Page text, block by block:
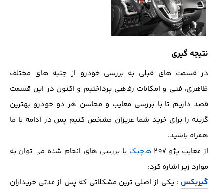
نتیجه گیری
در قسمت های قبلی به بررسی خودرو از جنبه های مختلف
ظاهری، فنی و امکانات رفاهی پرداختیم و اکنون در این قسمت
قصد داریم تا با بررسی معایب و محاسن هر دو خودرو بهترین
گزینه را برای خرید شما عزیزان مشخص کنیم پس در ادامه با ما
همراه باشید.
از معایب پژو 207
هاچبک با بررسی های انجام شده می توان به
موارد زیر اشاره کرد:
گیربکس : یکی از اصلی ترین مشکلاتی که پس از مدتی خریداران